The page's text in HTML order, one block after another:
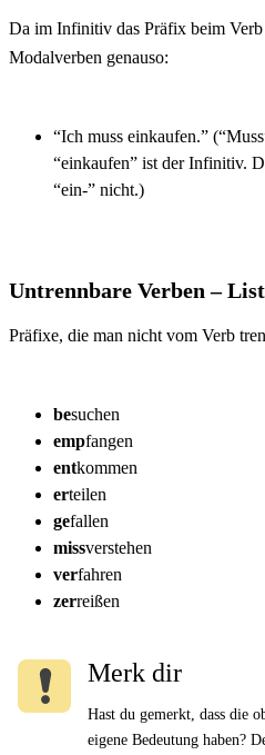
Da im Infinitiv das Präfix beim
Modalverben genauso:
“Ich muss einkaufen.”
“einkaufen” ist der Infinitiv.
“ein-” nicht.)
Untrennbare Verben –
Präfixe, die man nicht vom Verb
besuchen
empfangen
entkommen
erteilen
gefallen
missverstehen
verfahren
zerreißen
Merk dir
Hast du gemerkt, dass die
eigene Bedeutung haben?